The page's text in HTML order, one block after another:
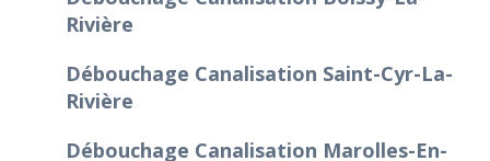
Rivière
Débouchage Canalisation Saint-Cyr-La-
Rivière
Débouchage Canalisation Marolles-En-